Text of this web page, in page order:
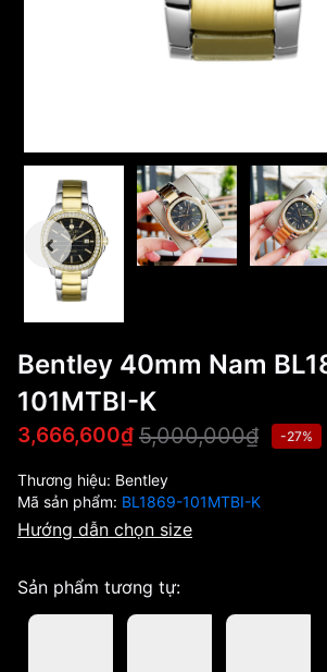
Bentley 40mm Nam
101MTBI-K
3,666,600₫ 5,000,000₫ -27%
Thương hiệu: Bentley
Mã sản phẩm: BL1869-101MTBI-K
Hướng dẫn chọn size
Sản phẩm tương tự: